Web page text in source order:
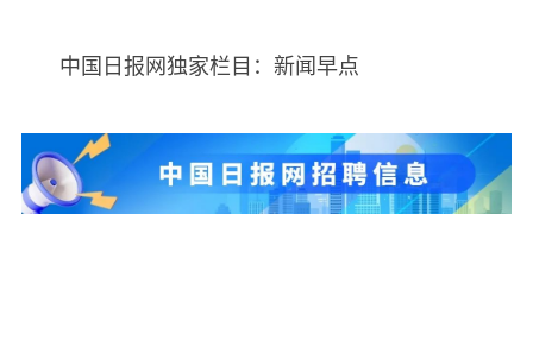
中国日报网独家栏目：新闻早点